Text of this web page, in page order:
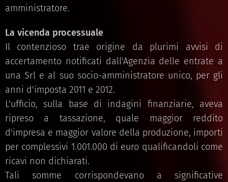
amministratore.
La vicenda processuale
Il contenzioso trae origine da plurimi avvisi di
accertamento notificati dall'Agenzia delle entrate a
una Srl e al suo socio-amministratore unico, per gli
anni d'imposta 2011 e 2012.
L'ufficio, sulla base di indagini finanziarie, aveva
ripreso a tassazione, quale maggior reddito
d'impresa e maggior valore della produzione, importi
per complessivi 1.001.000 di euro qualificandoli come
ricavi non dichiarati.
Tali somme corrispondevano a significative